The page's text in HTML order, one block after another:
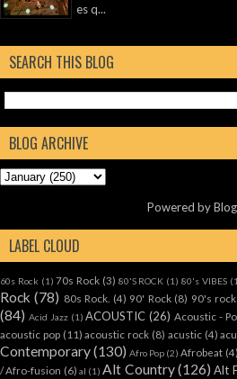
es q...
SEARCH THIS BLOG
BLOG ARCHIVE
Powered by
LABEL CLOUD
60s Rock (1) 70s Rock (3) 80'S ROCK (1) 80's VIBES
Rock (78) 80s Rock. (4) 90' Rock (8) 90's rock
(84) Acid Jazz (1) ACOUSTIC (26) Acoustic -
acoustic pop (11) acoustic rock (8) acustic (4)
Contemporary(130) Afro Pop (2) Afrobeat (4)
/ Afro-fusion (6) al (1) Alt Country(126) Alt